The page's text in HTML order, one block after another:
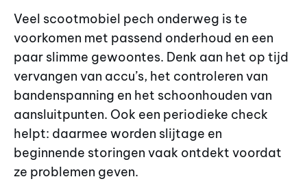
Veel scootmobiel pech onderweg is te
voorkomen met passend onderhoud en een
paar slimme gewoontes. Denk aan het op tijd
vervangen van accu’s, het controleren van
bandenspanning en het schoonhouden van
aansluitpunten. Ook een periodieke check
helpt: daarmee worden slijtage en
beginnende storingen vaak ontdekt voordat
ze problemen geven.